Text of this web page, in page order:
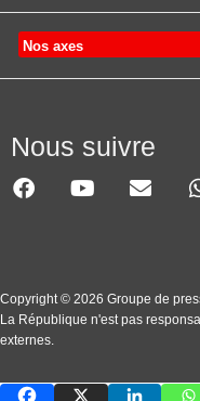
Nos axes
Nous suivre
Copyright © 2026 Groupe de
La République n'est pas
externes.